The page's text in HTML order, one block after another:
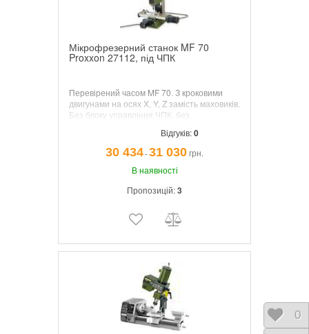
Мікрофрезерний станок MF 70
Proxxon 27112, під ЧПК
Перевірений часом MF 70. З кроковими
двигунами на осях X, Y, Z замість маховиків.
Без блоку управління ЧПК, без
Відгуків:0
30 434¯31 030грн.
В наявності
Пропозицій:3
0